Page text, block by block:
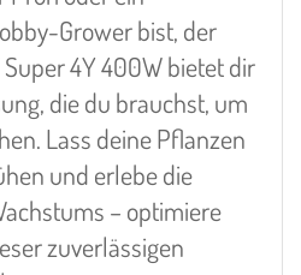
Grower bist, der
4Y 400W bietet dir
die du brauchst, um
Lass deine Pflanzen
und erlebe die
– optimiere
zuverlässigen